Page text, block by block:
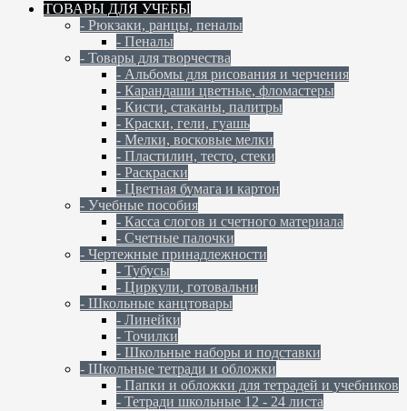
ТОВАРЫ ДЛЯ УЧЕБЫ
- Рюкзаки, ранцы, пеналы
- Пеналы
- Товары для творчества
- Альбомы для рисования и черчения
- Карандаши цветные, фломастеры
- Кисти, стаканы, палитры
- Краски, гели, гуашь
- Мелки, восковые мелки
- Пластилин, тесто, стеки
- Раскраски
- Цветная бумага и картон
- Учебные пособия
- Касса слогов и счетного материала
- Счетные палочки
- Чертежные принадлежности
- Тубусы
- Циркули, готовальни
- Школьные канцтовары
- Линейки
- Точилки
- Школьные наборы и подставки
- Школьные тетради и обложки
- Папки и обложки для тетрадей и учебников
- Тетради школьные 12 - 24 листа